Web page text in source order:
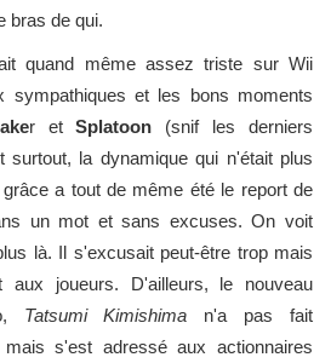
bras de qui.
quand même assez triste sur Wii
sympathiques et les bons moments
r etSplatoon (snif les derniers
surtout, la dynamique qui n'était plus
a tout de même été le report de
un mot et sans excuses. On voit
là. Il s'excusait peut-être trop mais
joueurs. D'ailleurs, le nouveau
Tatsumi Kimishima n'a pas fait
s'est adressé aux actionnaires